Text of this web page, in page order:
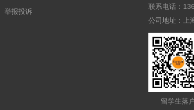
举报投诉
联系电话：
公司地址：上
留学生落